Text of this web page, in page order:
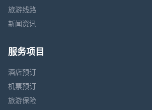
旅游线路
新闻资讯
服务项目
酒店预订
机票预订
旅游保险